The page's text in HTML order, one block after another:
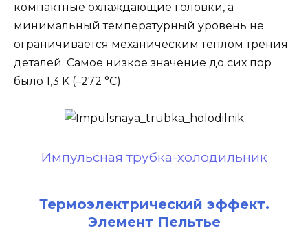
компактные охлаждающие головки, а
минимальный температурный уровень не
ограничивается механическим теплом трения
деталей. Самое низкое значение до сих пор
было 1,3 K (–272 °C).
Импульсная трубка-холодильник
Термоэлектрический эффект.
Элемент Пельтье